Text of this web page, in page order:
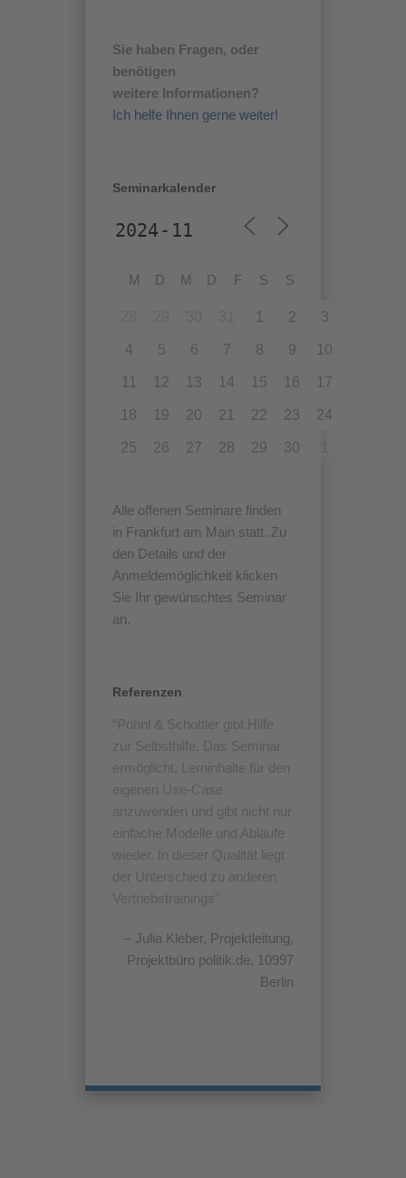
Sie haben Fragen, oder
benötigen
weitere Informationen?
Ich helfe Ihnen gerne weiter!
Seminarkalender
M D M D F S S
1 2 3
4 5 6 7 8 9 10
11 12 13 14 15 16 17
18 19 20 21 22 23 24
25 26 27 28 29 30
Alle offenen Seminare finden
in Frankfurt am Main statt. Zu
den Details und der
Anmeldemöglichkeit klicken
Sie Ihr gewünschtes Seminar
an.
Referenzen
Pöhnl & Schottler gibt Hilfe
zur Selbsthilfe. Das Seminar
ermöglicht, Lerninhalte für den
eigenen Use-Case
anzuwenden und gibt nicht nur
einfache Modelle und Abläufe
wieder. In dieser Qualität liegt
der Unterschied zu anderen
Vertriebstrainings
Julia Kleber Projektleitung
Projektbüro politik.de, 10997
Berlin